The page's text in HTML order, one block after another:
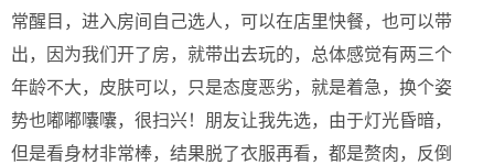
常醒目，进入房间自己选人，可以在店里快餐，也可以带
出，因为我们开了房，就带出去玩的，总体感觉有两三个
年龄不大，皮肤可以，只是态度恶劣，就是着急，换个姿
势也嘟嘟囔囔，很扫兴！朋友让我先选，由于灯光昏暗，
但是看身材非常棒，结果脱了衣服再看，都是赘肉，反倒